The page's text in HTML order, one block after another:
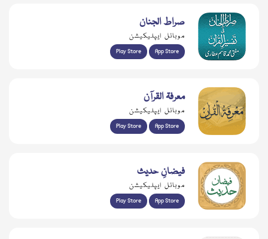
صراط الجنان
موبائل ایپلیکیشن
Play Store App Store
معرفۃ القرآن
موبائل ایپلیکیشن
Play Store App Store
فیضانِ حدیث
موبائل ایپلیکیشن
Play Store App Store